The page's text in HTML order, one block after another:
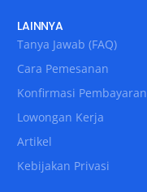
LAINNYA
Tanya Jawab (FAQ)
Cara Pemesanan
Konfirmasi Pembayaran
Lowongan Kerja
Artikel
Kebijakan Privasi